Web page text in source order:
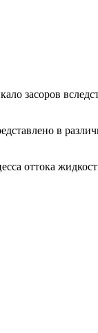
засоров
в
оттока